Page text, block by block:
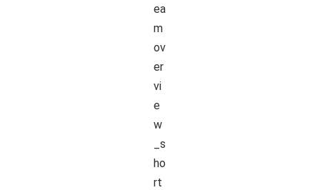
ea
m
ov
er
vi
e
w
_s
ho
rt